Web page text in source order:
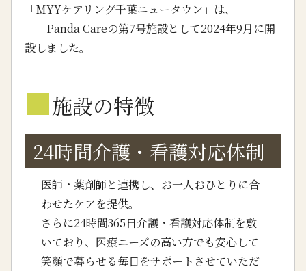
「MYYケアリング千葉ニュータウン」は、
Panda Careの第7号施設として2024年9月に開
設しました。
■施設の特徴
24時間介護・看護対応体制
医師・薬剤師と連携し、お一人おひとりに合
わせたケアを提供。
さらに24時間365日介護・看護対応体制を敷
いており、医療ニーズの高い方でも安心して
笑顔で暮らせる毎日をサポートさせていただ